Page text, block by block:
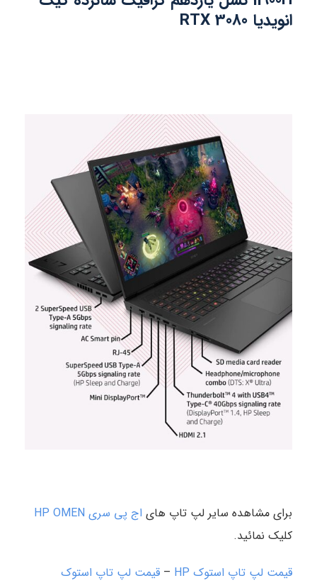
انویدیا RTX 3080
برای مشاهده سایر لپ تاپ های اج پی سری HP OMEN
کلیک نمائید.
قیمت لپ تاپ استوک HP – قیمت لپ تاپ استوک